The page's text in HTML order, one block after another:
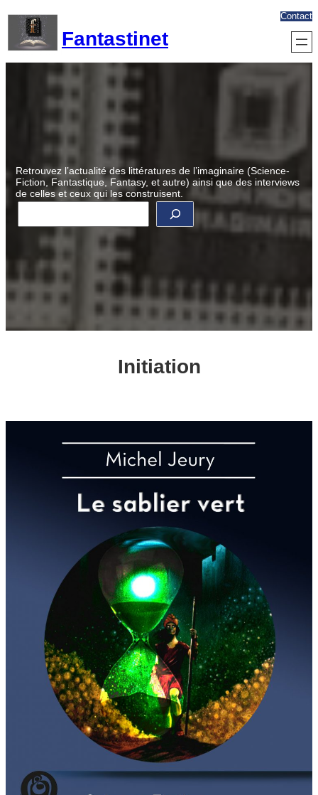
contenu
Fantastinet
Contact
Retrouvez l’actualité des littératures de l’imaginaire (Science-
Fiction, Fantastique, Fantasy, et autre) ainsi que des interviews
de celles et ceux qui les construisent.
R
c
r
h
Initiation